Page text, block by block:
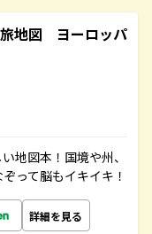
地図 ヨーロッパ
地図本！国境や州、
って脳もイキイキ！
詳細を見る